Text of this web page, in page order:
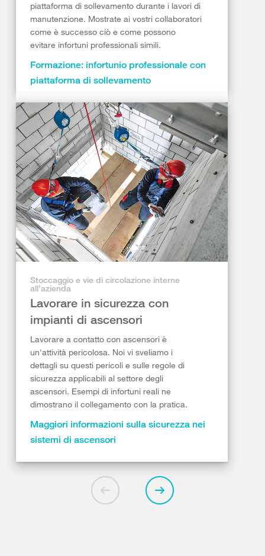
piattaforma di sollevamento durante i lavori di
manutenzione. Mostrate ai vostri collaboratori
come è successo ciò e come possono
evitare infortuni professionali simili.
Formazione: infortunio professionale con
piattaforma di sollevamento
Stoccaggio e vie di circolazione interne
all’azienda
Lavorare in sicurezza con
impianti di ascensori
Lavorare a contatto con ascensori è
un'attività pericolosa. Noi vi sveliamo i
dettagli su questi pericoli e sulle regole di
sicurezza applicabili al settore degli
ascensori. Esempi di infortuni reali ne
dimostrano il collegamento con la pratica.
Maggiori informazioni sulla sicurezza nei
sistemi di ascensori